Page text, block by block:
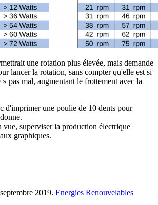
une rotation plus élevée, mais demande
lancer la rotation, sans compter qu'elle est si
pas mal, augmentant le frottement avec la
d'imprimer une poulie de 10 dents pour
vue, superviser la production électrique
graphiques.
2019. Energies Renouvelables